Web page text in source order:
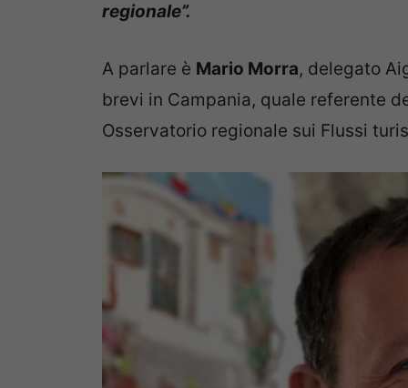
regionale”.
A parlare è Mario Morra, delegato
brevi in Campania, quale referente
Osservatorio regionale sui Flussi